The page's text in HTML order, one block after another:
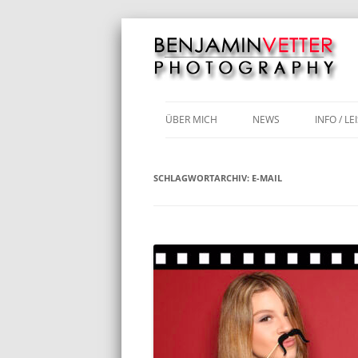
Benjamin Vetter |
ÜBER MICH NEWS INFO /
SCHLAGWORTARCHIV: E-MAIL